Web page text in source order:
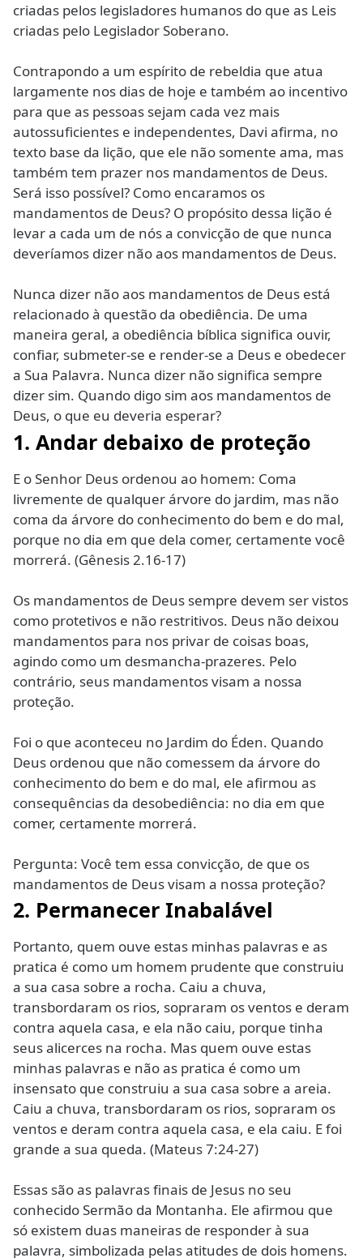
criadas pelos legisladores humanos do que as Leis
criadas pelo Legislador Soberano.
Contrapondo a um espírito de rebeldia que atua
largamente nos dias de hoje e também ao incentivo
para que as pessoas sejam cada vez mais
autossuficientes e independentes, Davi afirma, no
texto base da lição, que ele não somente ama, mas
também tem prazer nos mandamentos de Deus.
Será isso possível? Como encaramos os
mandamentos de Deus? O propósito dessa lição é
levar a cada um de nós a convicção de que nunca
deveríamos dizer não aos mandamentos de Deus.
Nunca dizer não aos mandamentos de Deus está
relacionado à questão da obediência. De uma
maneira geral, a obediência bíblica significa ouvir,
confiar, submeter-se e render-se a Deus e obedecer
a Sua Palavra. Nunca dizer não significa sempre
dizer sim. Quando digo sim aos mandamentos de
Deus, o que eu deveria esperar?
1. Andar debaixo de proteção
E o Senhor Deus ordenou ao homem: Coma
livremente de qualquer árvore do jardim, mas não
coma da árvore do conhecimento do bem e do mal,
porque no dia em que dela comer, certamente você
morrerá. (Gênesis 2.16-17)
Os mandamentos de Deus sempre devem ser vistos
como protetivos e não restritivos. Deus não deixou
mandamentos para nos privar de coisas boas,
agindo como um desmancha-prazeres. Pelo
contrário, seus mandamentos visam a nossa
proteção.
Foi o que aconteceu no Jardim do Éden. Quando
Deus ordenou que não comessem da árvore do
conhecimento do bem e do mal, ele afirmou as
consequências da desobediência: no dia em que
comer, certamente morrerá.
Pergunta: Você tem essa convicção, de que os
mandamentos de Deus visam a nossa proteção?
2. Permanecer Inabalável
Portanto, quem ouve estas minhas palavras e as
pratica é como um homem prudente que construiu
a sua casa sobre a rocha. Caiu a chuva,
transbordaram os rios, sopraram os ventos e deram
contra aquela casa, e ela não caiu, porque tinha
seus alicerces na rocha. Mas quem ouve estas
minhas palavras e não as pratica é como um
insensato que construiu a sua casa sobre a areia.
Caiu a chuva, transbordaram os rios, sopraram os
ventos e deram contra aquela casa, e ela caiu. E foi
grande a sua queda. (Mateus 7:24-27)
Essas são as palavras finais de Jesus no seu
conhecido Sermão da Montanha. Ele afirmou que
só existem duas maneiras de responder à sua
palavra, simbolizada pelas atitudes de dois homens.